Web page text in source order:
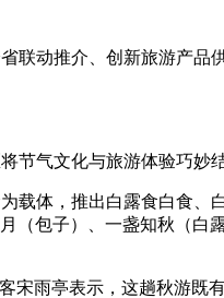
动推介、创新旅游产品
文化与旅游体验巧妙
体，推出白露食白食、
（包子）、一盏知秋（
雨亭表示，这趟秋游既有